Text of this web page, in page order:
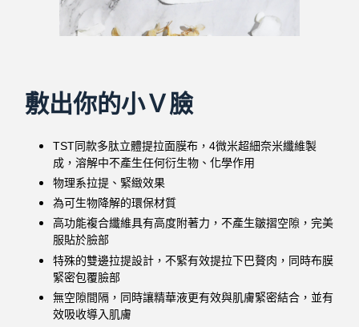
敷出你的小Ｖ臉
TST同款多肽立體提拉面膜布，4微米超細奈米纖維製
成，溶解中不產生任何衍生物、化學作用
物理系拉提、緊緻效果
為可生物降解的環保材質
高功能複合纖維具有高度附著力，不產生皺摺空隙，完美
服貼於臉部
特殊的雙邊拉提設計，不緊有效提拉下巴贅肉，同時布膜
緊密包覆臉部
無空隙間隔，同時讓精華液更有效與肌膚緊密結合，並有
效吸收導入肌膚